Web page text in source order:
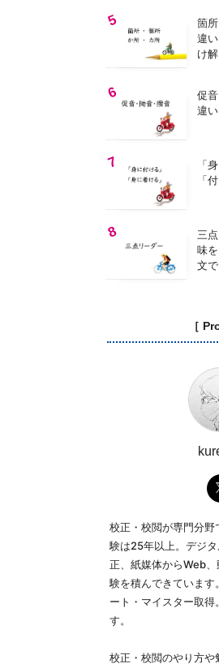
箇
違
け解
促
違
「
「
三
味
文
［
校正・校閲が専門分
験は25年以上。デジ
正、紙媒体からWeb
験を積んできています
ート・マイスター取
す。
校正・校閲のやり方